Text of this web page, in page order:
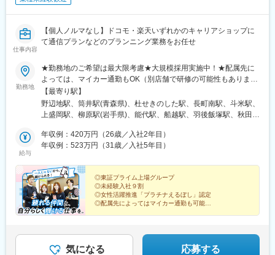
仕事内容
【個人ノルマなし】ドコモ・楽天いずれかのキャリアショップに
て通信プランなどのプランニング業務をお任せ
勤務地
★勤務地のご希望は最大限考慮★大規模採用実施中！★配属先に
よっては、マイカー通勤もOK（別店舗で研修の可能性もありま
す）※勤務地の詳細は、当社ホームページの「ショップ展開」から
ご確認ください！＜以下エリアいずれかの店舗に配属＞【北海
道・東北】北海道、青森県、岩手県、宮城県、秋田県、山形県、
信越】新潟県、長野県【北陸】富山県、石川県、福井県【東海】
岐阜県、静岡県、愛知県、三重県【関西】滋賀県、京都府、大阪
【四国】徳島県、香川県、愛媛県、高知県【九州・沖縄】福岡
県、佐賀県、長崎県、熊本県、大分県、宮崎県、鹿児島県受動喫
煙対策：屋内禁煙
【最寄り駅】
野辺地駅、筒井駅(青森県)、杜せきのした駅、長町南駅、斗米駅、
上盛岡駅、柳原駅(岩手県)、能代駅、船越駅、羽後飯塚駅、秋田
島学院前駅、本宮駅(福島県)、泉駅(常磐線)、東区役所前駅、琴似
駅(函館本線)、大谷地駅、五稜郭公園前駅、東海駅、赤塚駅、上菅
赤塚駅、燕三条駅、田上駅(新潟県)、吉田駅(新潟県)、加茂駅(新潟
県)、東川口駅、川口駅、浦和駅、北浦和駅、東浦和駅、東鷲宮
駅、鷲宮駅、栗橋駅、加須駅、花崎駅、朝霞台駅、新座駅、上尾
駅、桶川駅、羽貫駅、蓮田駅、和光市駅、二和向台駅、千城台
駅、新鎌ケ谷駅、武蔵小山駅、長原駅(東京都)、大岡山駅、目黒
駅、とうきょうスカイツリー駅、平井駅(東京都)、駒込駅、白山駅
(東京都)、本郷三丁目駅、落合駅(東京都)、浜田山駅、千歳烏山
給与
年収例：420万円（26歳／入社2年目）
年収例：523万円（31歳／入社5年目）
◎東証プライム上場グループ
◎未経験入社９割
◎女性活躍推進「プラチナえるぼし」認定
◎配属先によってはマイカー通勤も可能
*☆『ヒトのぬくもりが、集う職場へ』☆*
気になる 応募する